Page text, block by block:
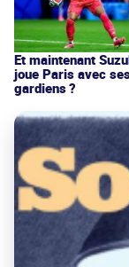
Et maintenant
joue Paris avec
gardiens ?